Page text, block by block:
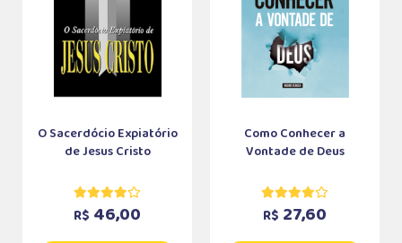
O Sacerdócio Expiatório
de Jesus Cristo
R$ 46,00
Como Conhecer a
Vontade de Deus
R$ 27,60